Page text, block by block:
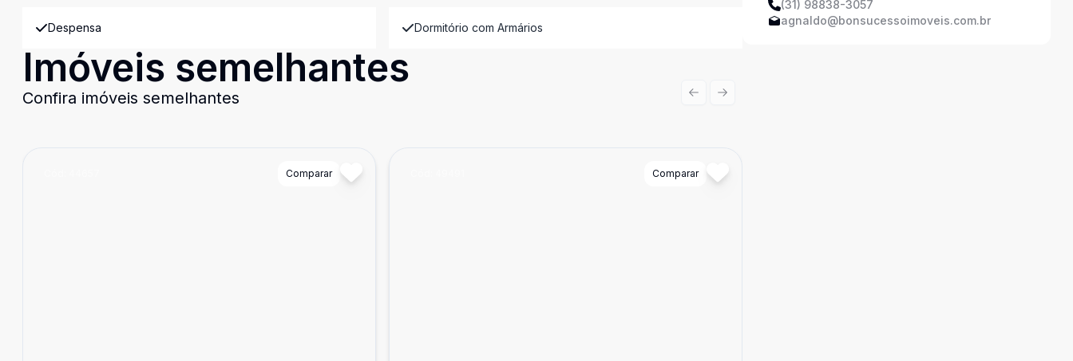
Despensa Dormitório com Armários
Imóveis semelhantes
Confira imóveis semelhantes
Comparar Comparar
Previous slide
Next slide
(31) 98838-3057
agnaldo@bonsucessoimoveis.com.br